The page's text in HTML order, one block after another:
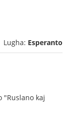
Lugha: Esperanto
"Ruslano kaj